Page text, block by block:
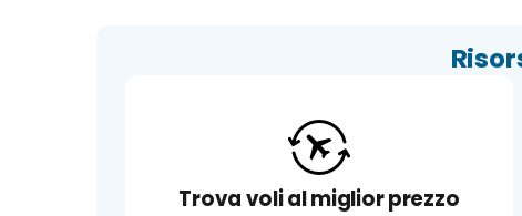
Trova voli al miglior prezzo